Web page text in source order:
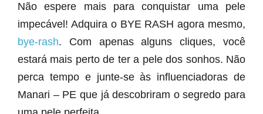
Não espere mais para conquistar uma pele
impecável! Adquira o BYE RASH agora mesmo,
bye-rash. Com apenas alguns cliques, você
estará mais perto de ter a pele dos sonhos. Não
perca tempo e junte-se às influenciadoras de
Manari – PE que já descobriram o segredo para